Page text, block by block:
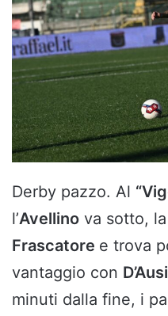
Derby pazzo. Al
l’Avellino va sotto,
Frascatore e trova
vantaggio con
minuti dalla fine, i